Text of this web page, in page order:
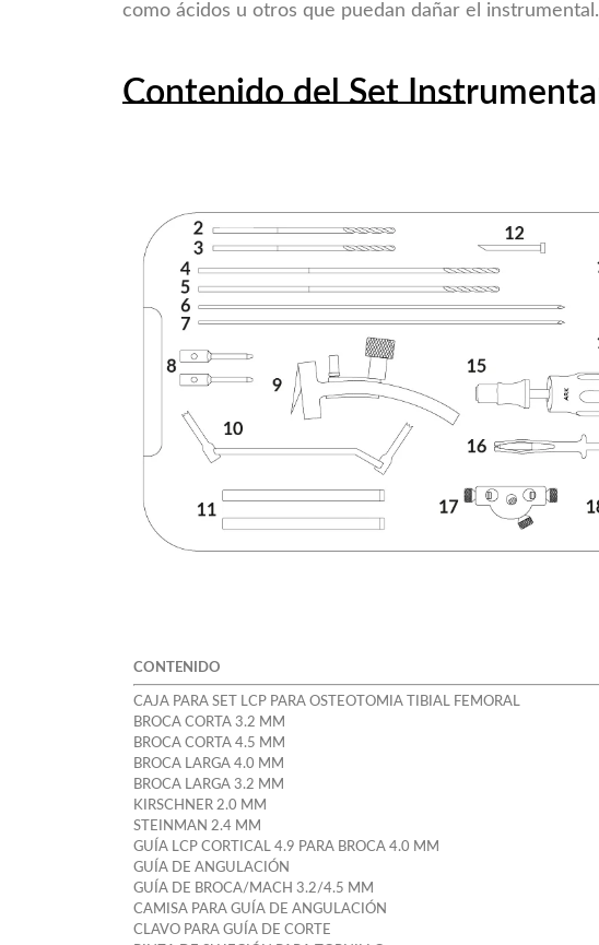
como ácidos u otros que puedan dañar el instrumental.
Contenido del Set Instrumental
CONTENIDO
CAJA PARA SET LCP PARA OSTEOTOMIA TIBIAL FEMORAL
BROCA CORTA 3.2 MM
BROCA CORTA 4.5 MM
BROCA LARGA 4.0 MM
BROCA LARGA 3.2 MM
KIRSCHNER 2.0 MM
STEINMAN 2.4 MM
GUÍA LCP CORTICAL 4.9 PARA BROCA 4.0 MM
GUÍA DE ANGULACIÓN
GUÍA DE BROCA/MACH 3.2/4.5 MM
CAMISA PARA GUÍA DE ANGULACIÓN
CLAVO PARA GUÍA DE CORTE